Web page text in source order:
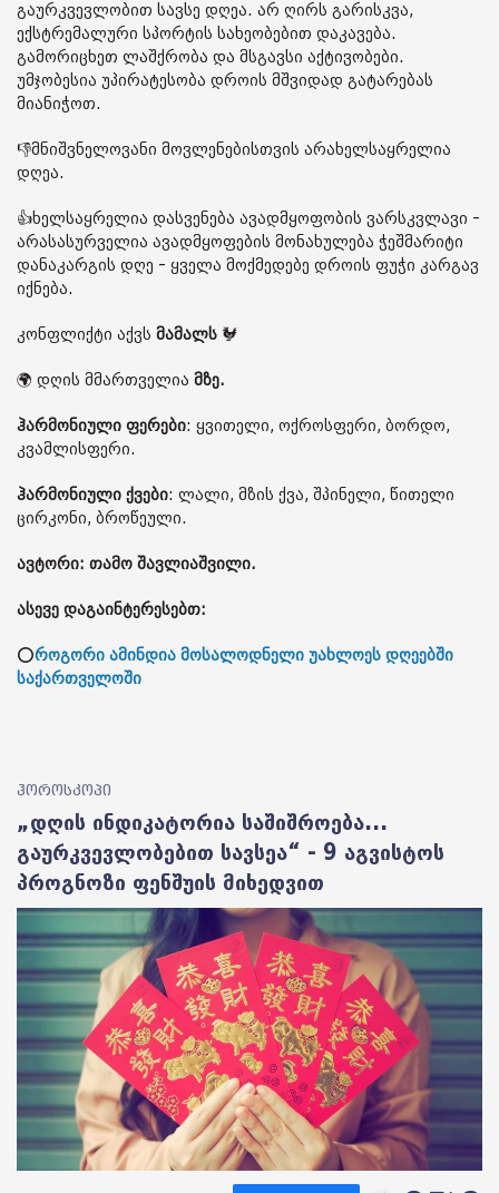
გაურკვევლობით სავსე დღეა. არ ღირს გარისკვა,
ექსტრემალური სპორტის სახეობებით დაკავება.
გამორიცხეთ ლაშქრობა და მსგავსი აქტივობები.
უმჯობესია უპირატესობა დროის მშვიდად გატარებას
მიანიჭოთ.
👎მნიშვნელოვანი მოვლენებისთვის არახელსაყრელია
დღეა.
👍ხელსაყრელია დასვენება ავადმყოფობის ვარსკვლავი -
არასასურველია ავადმყოფების მონახულება ჭეშმარიტი
დანაკარგის დღე - ყველა მოქმედებე დროის ფუჭი კარგავ
იქნება.
კონფლიქტი აქვს მამალს 🐓
🌍 დღის მმართველია მზე.
ჰარმონიული ფერები: ყვითელი, ოქროსფერი, ბორდო,
კვამლისფერი.
ჰარმონიული ქვები: ლალი, მზის ქვა, შპინელი, წითელი
ცირკონი, ბროწეული.
ავტორი: თამო შავლიაშვილი.
ასევე დაგაინტერესებთ:
⭕როგორი ამინდია მოსალოდნელი უახლოეს დღეებში
საქართველოში
ჰოროსკოპი
„დღის ინდიკატორია საშიშროება...
გაურკვევლობებით სავსეა“ - 9 აგვისტოს
პროგნოზი ფენშუის მიხედვით